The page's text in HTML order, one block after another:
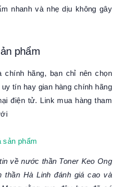
nhanh và nhẹ dịu không gây
phẩm
hãng, bạn chỉ nên chọn
tín hay gian hàng chính hãng
điện tử. Link mua hàng tham
sản phẩm
về nước thần Toner Keo Ong
thần Hà Linh đánh giá cao và